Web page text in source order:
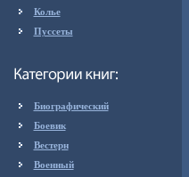
Колье
Пуссеты
Биографический
Боевик
Вестерн
Военный